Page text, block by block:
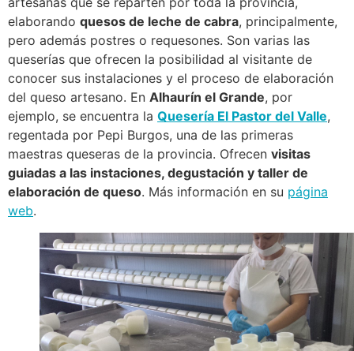
elaborando quesos de leche de cabra, principalmente,
pero además postres o requesones. Son varias las
queserías que ofrecen la posibilidad al visitante de
conocer sus instalaciones y el proceso de elaboración
del queso artesano. En Alhaurín el Grande, por
ejemplo, se encuentra la Quesería El Pastor del Valle,
regentada por Pepi Burgos, una de las primeras
maestras queseras de la provincia. Ofrecen visitas
guiadas a las instaciones, degustación y taller de
elaboración de queso. Más información en su página
web.